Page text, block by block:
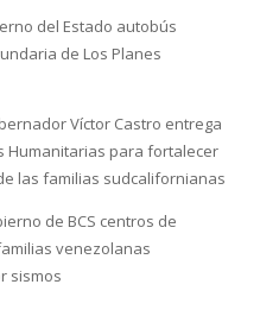
del Estado autobús
de Los Planes
Víctor Castro entrega
Humanitarias para fortalecer
las familias sudcalifornianas
de BCS centros de
venezolanas
sismos